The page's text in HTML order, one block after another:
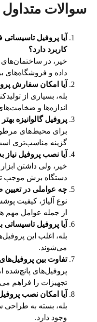
سوالات متداول
آیا پروفیل
کاربرد دارد؟
خیر، در ساختمان‌های
داده و فروشگاه‌های
آیا امکان سفارش
بله، بسیاری از
اندازه‌ها و
پروفیل گالوانیزه
برای محیط‌های
گزینه مناسب‌تری
آیا نصب پروفیل
خیر، ولی داشتن
دستگاه برش موجب
چه عواملی در تعیین
نوع آلیاژ، کیفیت
از جمله عوامل مهم
آیا پروفیل
بله، اغلب این
می‌شوند.
تفاوت بین
پروفیل‌های پانچ‌شده
تجهیزات را فراهم
آیا امکان نصب
بله، بسته به طراحی
وجود دارد.